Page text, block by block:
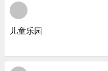
儿童乐园